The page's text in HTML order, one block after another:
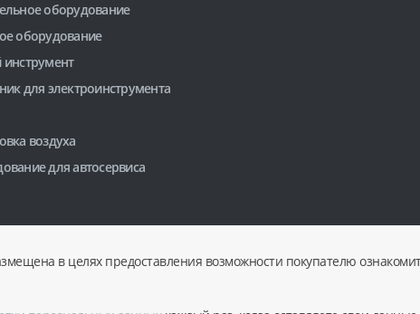
оборудование
оборудование
инструмент
для электроинструмента
воздуха
для автосервиса
в целях предоставления возможности покупателю